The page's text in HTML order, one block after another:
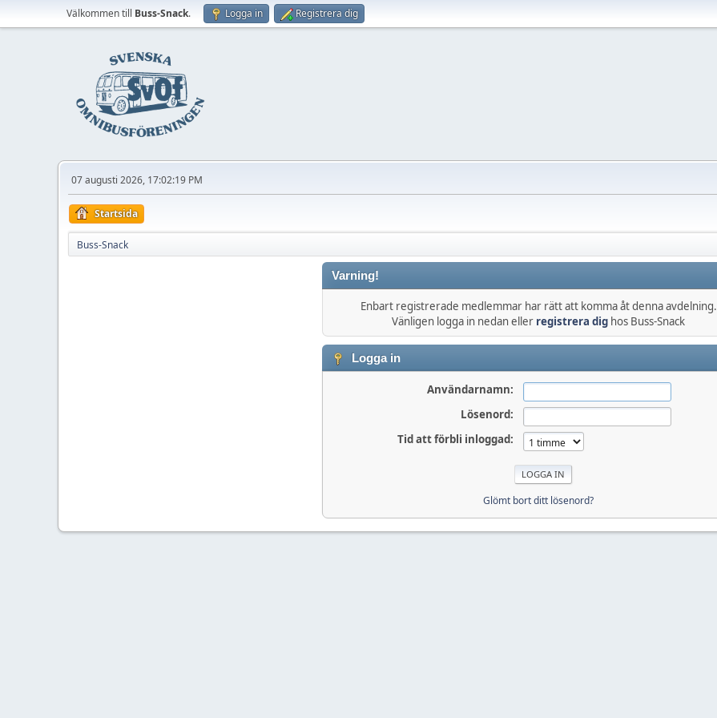
Välkommen till Buss-Snack. Logga in Registrera dig
07 augusti 2026, 17:02:19 PM
Startsida
Buss-Snack
Varning!
Enbart registrerade medlemmar har rätt att komma åt denna avdelning.
Vänligen logga in nedan eller registrera dig hos Buss-Snack
Logga in
Användarnamn:
Lösenord:
Tid att förbli inloggad:
Glömt bort ditt lösenord?